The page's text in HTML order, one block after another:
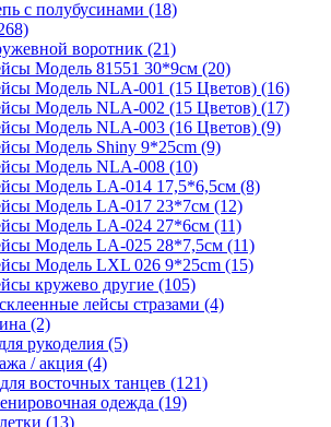
с полубусинами (18)
воротник (21)
Модель 81551 30*9см (20)
Модель NLA-001 (15 Цветов) (16)
Модель NLA-002 (15 Цветов) (17)
Модель NLA-003 (16 Цветов) (9)
Модель Shiny 9*25cm (9)
Модель NLA-008 (10)
Модель LA-014 17,5*6,5см (8)
Модель LA-017 23*7см (12)
Модель LA-024 27*6см (11)
Модель LA-025 28*7,5см (11)
Модель LXL 026 9*25cm (15)
кружево другие (105)
лейсы стразами (4)
(2)
рукоделия (5)
/ акция (4)
восточных танцев (121)
одежда (19)
(13)